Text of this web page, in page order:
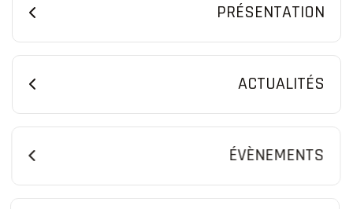
PRÉSENTATION
ACTUALITÉS
ÉVÈNEMENTS